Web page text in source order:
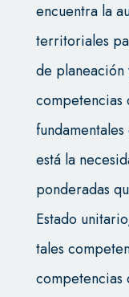
encuentra la
territoriales
de
competencias
está la
ponderadas
Estado
tales
competencias